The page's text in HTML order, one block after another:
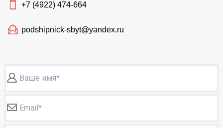
+7 (4922) 474-664
podshipnick-sbyt@yandex.ru
Ваше имя*
Email*